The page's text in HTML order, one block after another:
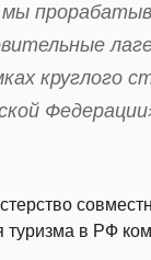
круглого
туризма в РФ